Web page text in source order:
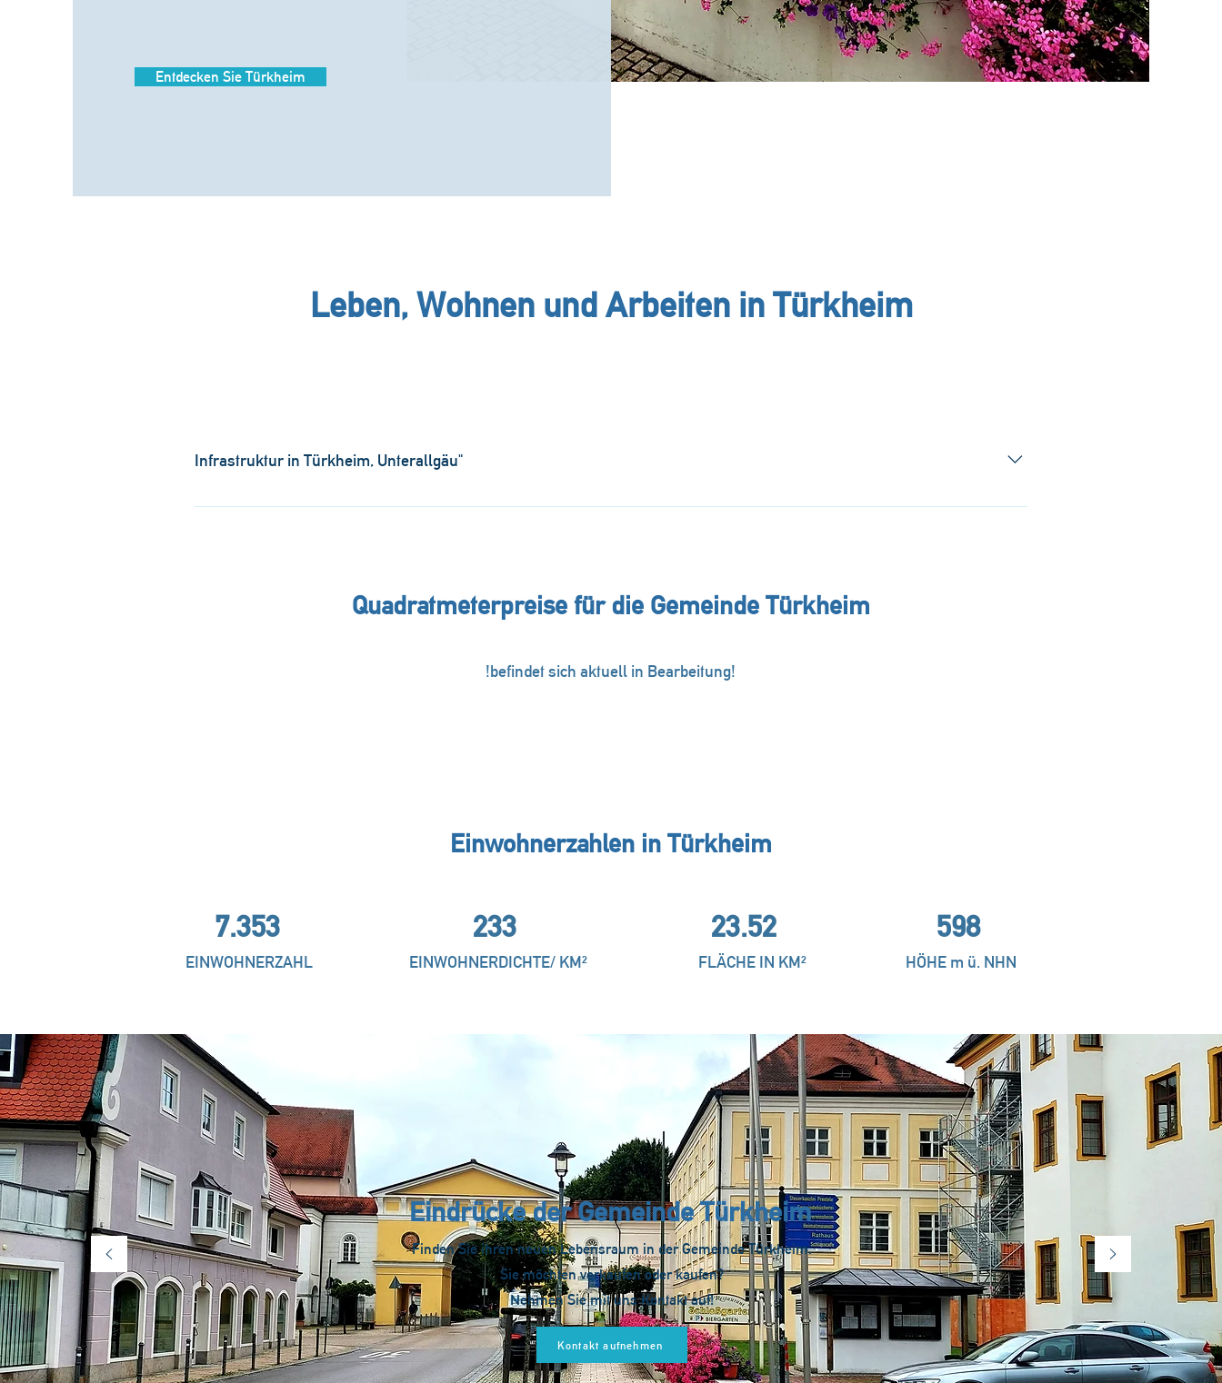
Entdecken Sie Türkheim
Leben, Wohnen und Arbeiten in Türkheim
Infrastruktur in Türkheim, Unterallgäu"
Türkheim liegt direkt an der A96 zwischen München und Lindau, zudem auch zwischen der Anbindung Kaufbeuren und Augsburg. Für
Skylinepark, Sportvereine, KinoQuadratmeterpreise für die Gemeinde Türkheim
!befindet sich aktuell in Bearbeitung!
Einwohnerzahlen in Türkheim
7.353
EINWOHNERZAHL
233
EINWOHNERDICHTE/ KM²
23.52
FLÄCHE IN KM²
598
HÖHE m ü. NHN
Eindrücke der Gemeinde Türkheim
Finden Sie ihren neuen Lebensraum in der Gemeinde Türkheim.
Sie möchten verkaufen oder kaufen?
Nehmen Sie mit uns Kontakt auf!
Kontakt aufnehmen